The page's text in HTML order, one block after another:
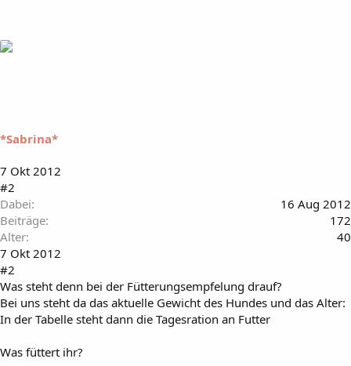
*Sabrina*
7 Okt 2012
#2
Dabei
16 Aug 2012
Beiträge
172
Alter
40
7 Okt 2012
#2
Was steht denn bei der Fütterungsempfelung drauf?
Bei uns steht da das aktuelle Gewicht des Hundes und das Alter:
In der Tabelle steht dann die Tagesration an Futter
Was füttert ihr?